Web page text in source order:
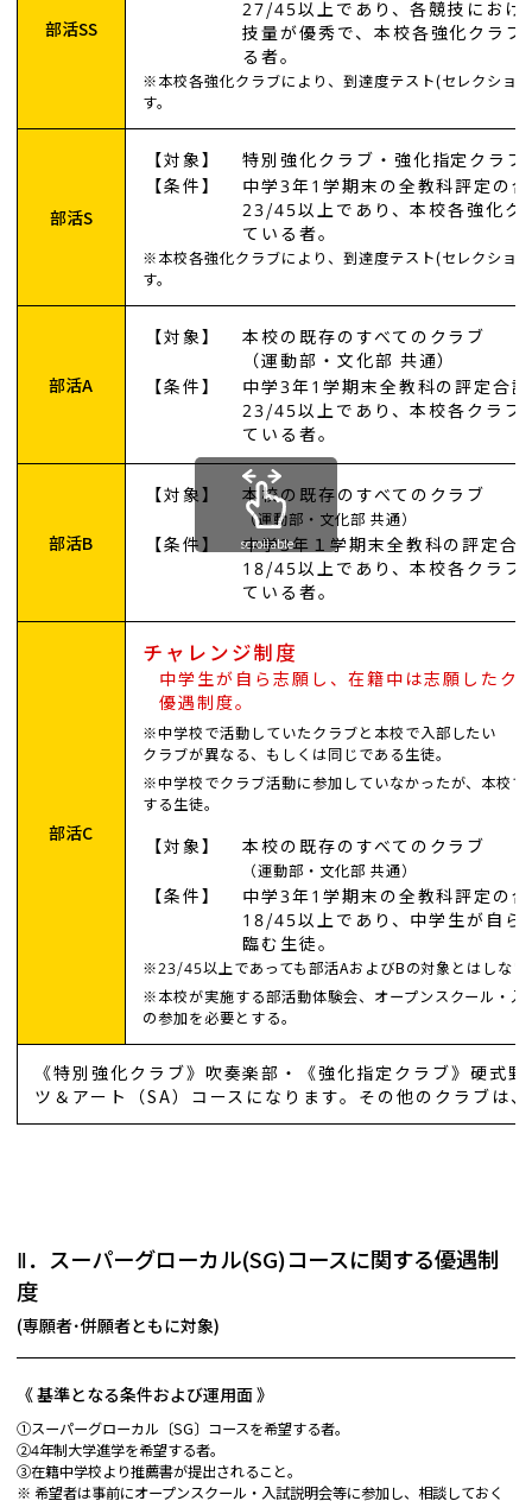
部活SS
27/45以上であり、各競技におけ
技量が優秀で、本校各強化クラ
る者。
※本校各強化クラブにより、到達度テスト(セレクショ
す。
部活S
【対象】
特別強化クラブ・強化指定クラブ
【条件】
中学3年1学期末の全教科評定の
23/45以上であり、本校各強化ク
ている者。
※本校各強化クラブにより、到達度テスト(セレクショ
す。
部活A
【対象】
本校の既存のすべてのクラブ
（運動部・文化部 共通）
【条件】
中学3年1学期末全教科の評定合
23/45以上であり、本校各クラブ
ている者。
部活B
【対象】 本校の既存のすべてのクラブ
（運動部・文化部 共通）
【条件】
中学3年１学期末全教科の評定合
18/45以上であり、本校各クラブ
ている者。
部活C
チャレンジ制度
中学生が自ら志願し、在籍中は志願したク
優遇制度。
※中学校で活動していたクラブと本校で入部したい
クラブが異なる、もしくは同じである生徒。
※中学校でクラブ活動に参加していなかったが、本校
する生徒。
【対象】 本校の既存のすべてのクラブ
（運動部・文化部 共通）
【条件】
中学3年1学期末の全教科評定の
18/45以上であり、中学生が自ら
臨む生徒。
※23/45以上であっても部活AおよびBの対象とはしない
※本校が実施する部活動体験会、オープンスクール・
の参加を必要とする。
《特別強化クラブ》吹奏楽部・《強化指定クラブ》
ツ＆アート（SA）コースになります。その他のクラブは
scrollable
Ⅱ．スーパーグローカル(SG)コースに関する優遇制
度
(専願者･併願者ともに対象)
《 基準となる条件および運用面 》
①スーパーグローカル〔SG〕コースを希望する者。
②4年制大学進学を希望する者。
③在籍中学校より推薦書が提出されること。
※ 希望者は事前にオープンスクール・入試説明会等に参加し、相談しておく